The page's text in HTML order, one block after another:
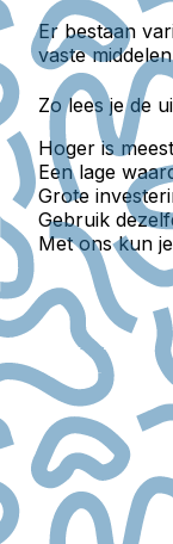
Er bestaan
vaste
Zo lees je de
Hoger is
Een lage
Grote
Gebruik
Met ons kun